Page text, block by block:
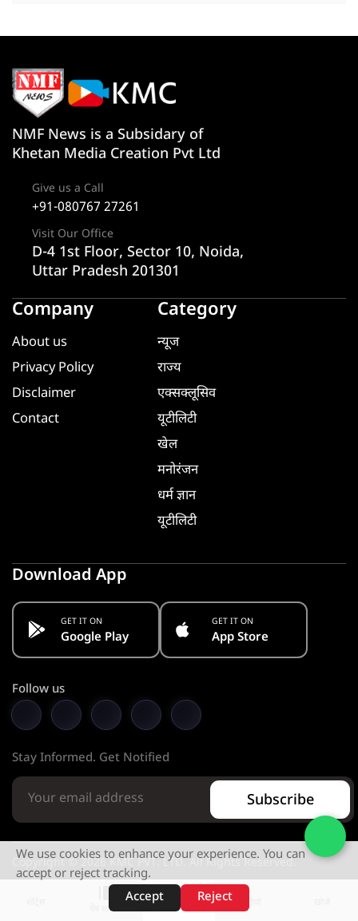
वेब स्टोरीज़
NMF News is a Subsidary of
Khetan Media Creation Pvt Ltd
Give us a Call
+91-080767 27261
Visit Our Office
D-4 1st Floor, Sector 10, Noida,
Uttar Pradesh 201301
Company
About us
Privacy Policy
Disclaimer
Contact
Category
न्यूज
राज्य
एक्सक्लूसिव
यूटीलिटी
खेल
मनोरंजन
धर्म ज्ञान
यूटीलिटी
Download App
GET IT ON
Google Play
GET IT ON
App Store
Follow us
Stay Informed. Get Notified
Subscribe
Copyright © 2026 KMC PVT. LTD. All Rights Reserved.
Designed & Developed by
We use cookies to enhance your experience. You can
accept or reject tracking.
Accept
Reject